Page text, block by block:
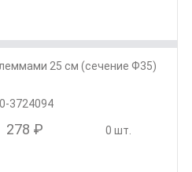
25 см (сечение Ф35)
3724094
278 ₽ 0 шт.